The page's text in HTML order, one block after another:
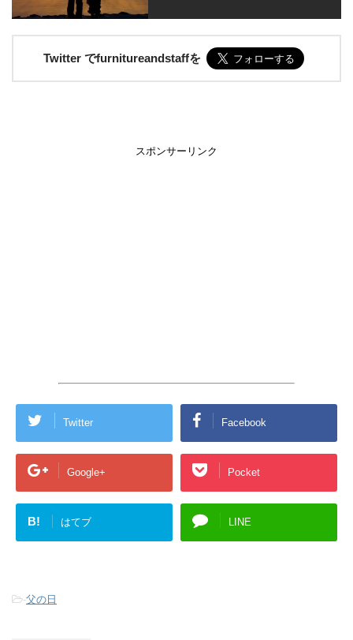
Twitter でfurnitureandstaffを
スポンサーリンク
Twitter Facebook
Google+ Pocket
B! はてブ LINE
-父の日